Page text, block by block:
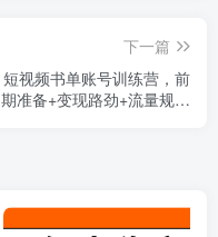
下一篇
短视频书单账号训练营，前
期准备+变现路劲+流量规则